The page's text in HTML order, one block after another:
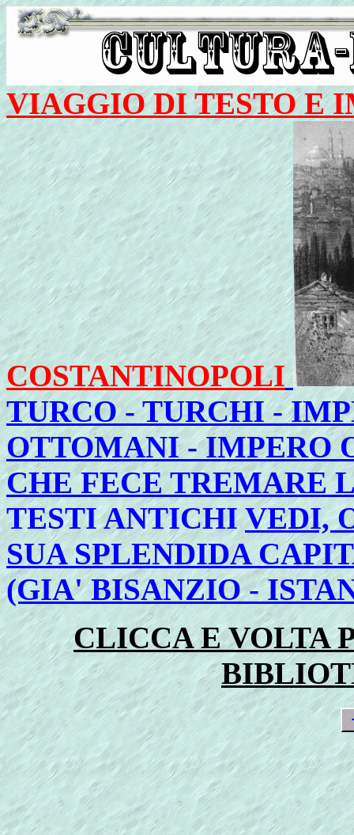
VIAGGIO DI TESTO E
COSTANTINOPOLI
TURCO - TURCHI -
OTTOMANI - IMPERO
CHE FECE TREMARE
TESTI ANTICHIVEDI,
SUA SPLENDIDA
(GIA' BISANZIO -
CLICCA E VOLTA